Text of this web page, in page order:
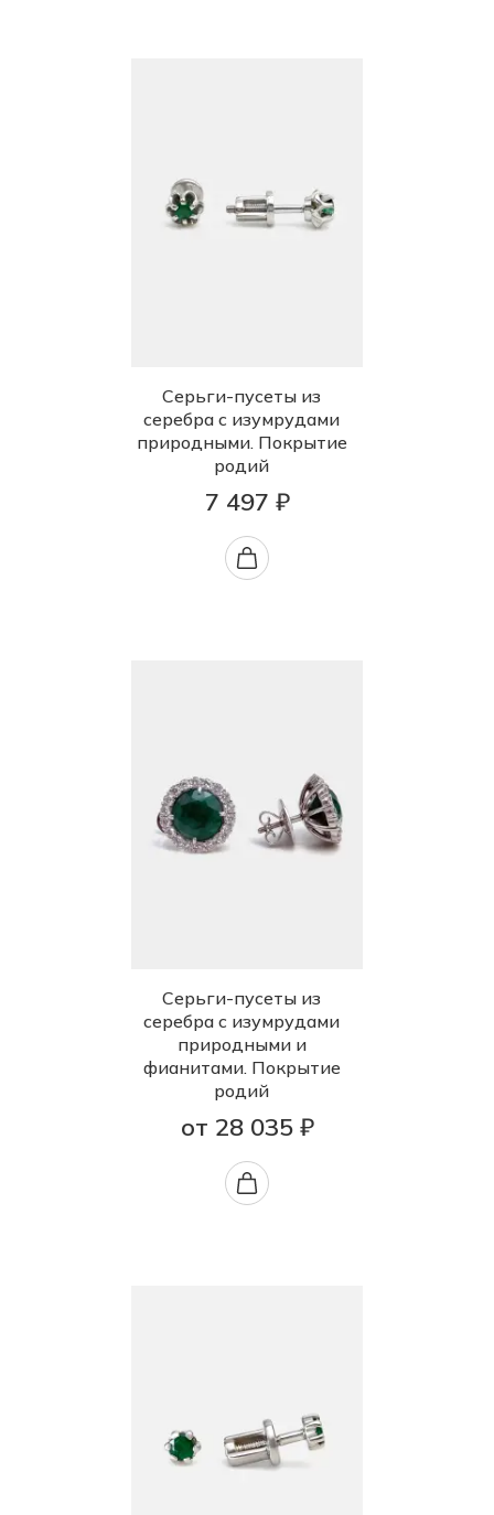
Серьги-пусеты из
серебра с изумрудами
природными. Покрытие
родий
7 497 ₽
Серьги-пусеты из
серебра с изумрудами
природными и
фианитами. Покрытие
родий
от 28 035 ₽